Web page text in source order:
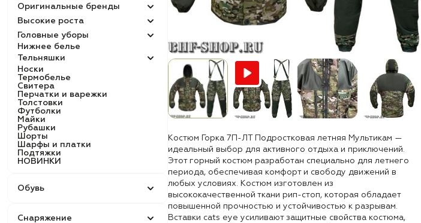
Оригинальные бренды
Высокие роста
Головные уборы
Нижнее белье
Тельняшки
Носки
Термобелье
Свитера
Перчатки и варежки
Толстовки
Футболки
Майки
Рубашки
Шорты
Шарфы и платки
Подтяжки
НОВИНКИ
Обувь
Снаряжение
Костюм Горка 7П-ЛТ Подростковая летняя Мультикам —
идеальный выбор для активного отдыха и приключений.
Этот горный костюм разработан специально для летнего
периода, обеспечивая комфорт и свободу движений в
любых условиях. Костюм изготовлен из
высококачественной ткани рип-стоп, которая обладает
повышенной прочностью и устойчивостью к разрывам.
Вставки cats eye усиливают защитные свойства костюма,